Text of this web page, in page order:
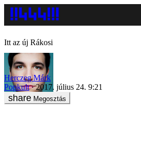
Itt az új Rákosi
Herczeg Márk
Popkult
2017. július 24. 9:21
Megosztás